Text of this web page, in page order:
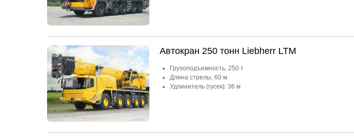
Автокран 250 тонн Liebherr LTM
Грузоподъемность, 250 т
Длина стрелы, 60 м
Удлинитель (гусек): 36 м